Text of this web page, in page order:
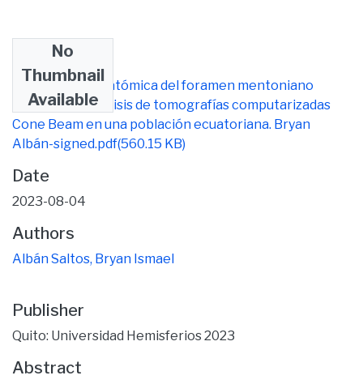
No
Thumbnail
Available
Localización anatómica del foramen mentoniano
mediante el análisis de tomografías computarizadas
Cone Beam en una población ecuatoriana. Bryan
Albán-signed.pdf(560.15 KB)
Date
2023-08-04
Authors
Albán Saltos, Bryan Ismael
Publisher
Quito: Universidad Hemisferios 2023
Abstract